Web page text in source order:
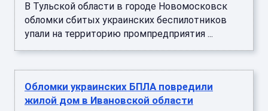
В Тульской области в городе Новомосковск
обломки сбитых украинских беспилотников
упали на территорию промпредприятия ...
Обломки украинских БПЛА повредили
жилой дом в Ивановской области